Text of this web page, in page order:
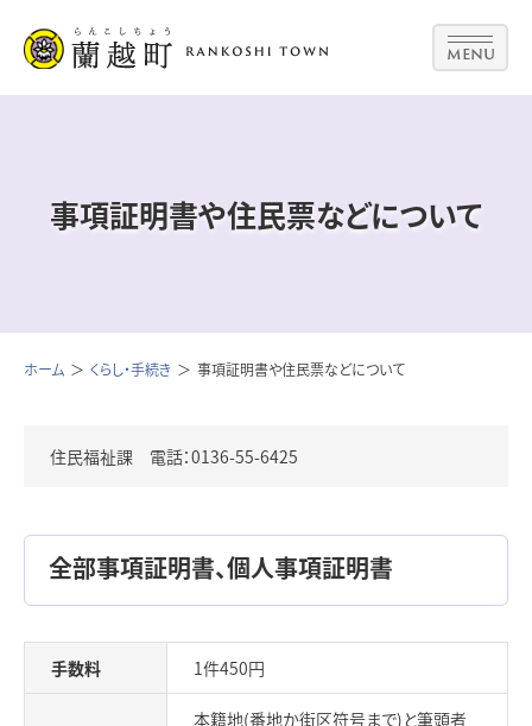
MENU
事項証明書や住民票などについて
ホーム くらし・手続き 事項証明書や住民票などについて
住民福祉課 電話：0136-55-6425
全部事項証明書、個人事項証明書
手数料 1件450円
本籍地(番地か街区符号まで)と筆頭者